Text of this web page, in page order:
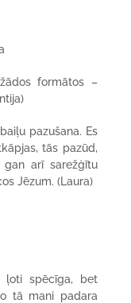
formātos –
pazušana. Es
tās pazūd,
arī sarežģītu
Jēzum. (Laura)
ļoti spēcīga, bet
tā mani padara